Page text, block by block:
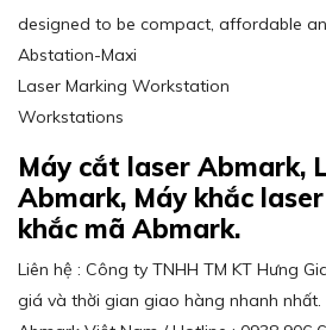
designed to be compact, affordable
Abstation-Maxi
Laser Marking Workstation
Workstations
Máy cắt laser Abmark,
Abmark, Máy khắc
khắc mã Abmark.
Liên hệ : Công ty TNHH TM KT Hưng
giá và thời gian giao hàng nhanh nhất.